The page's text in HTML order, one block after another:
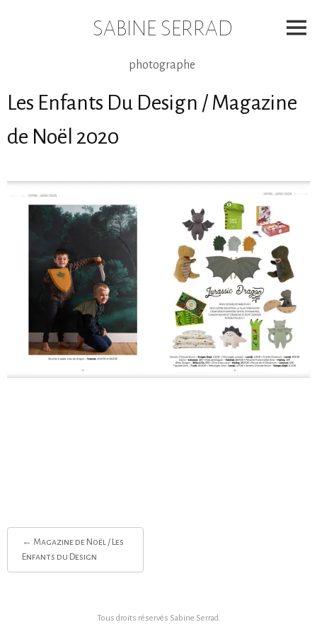
SABINE SERRAD
photographe
Les Enfants Du Design / Magazine
de Noël 2020
Post
navigation
← Magazine de Noël / Les
Enfants du Design
Tous droits réservés Sabine Serrad.